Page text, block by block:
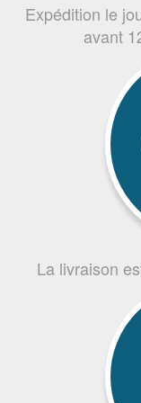
Expédition le
avant
La livraison